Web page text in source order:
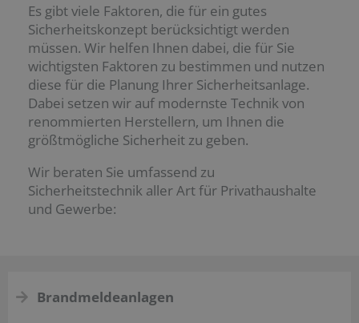
Es gibt viele Faktoren, die für ein gutes
Sicherheitskonzept berücksichtigt werden
müssen. Wir helfen Ihnen dabei, die für Sie
wichtigsten Faktoren zu bestimmen und nutzen
diese für die Planung Ihrer Sicherheitsanlage.
Dabei setzen wir auf modernste Technik von
renommierten Herstellern, um Ihnen die
größtmögliche Sicherheit zu geben.
Wir beraten Sie umfassend zu
Sicherheitstechnik aller Art für Privathaushalte
und Gewerbe:
Brandmeldeanlagen